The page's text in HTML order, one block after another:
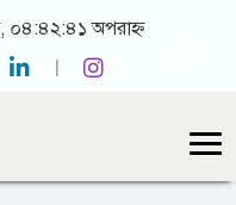
০৪:৪২:৪১ অপরাহ্ন